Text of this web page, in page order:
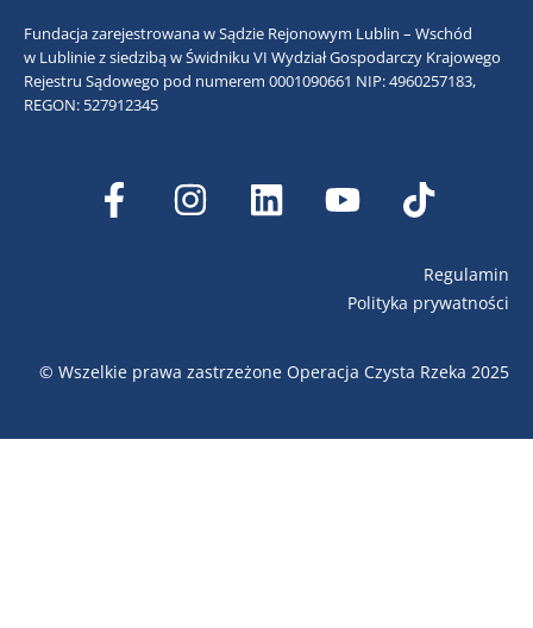
Fundacja zarejestrowana w Sądzie Rejonowym Lublin – Wschód
w Lublinie z siedzibą w Świdniku VI Wydział Gospodarczy Krajowego
Rejestru Sądowego pod numerem 0001090661 NIP: 4960257183,
REGON: 527912345
Regulamin
Polityka prywatności
© Wszelkie prawa zastrzeżone Operacja Czysta Rzeka 2025